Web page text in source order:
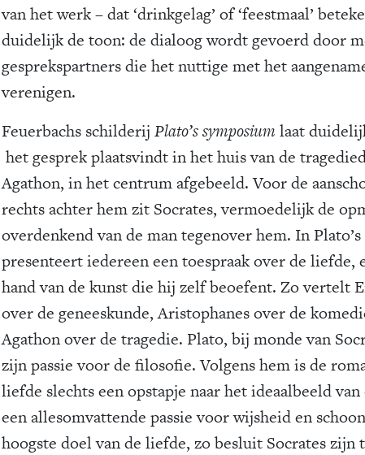
van het werk – dat ‘drinkgelag’ of ‘feestmaal’
duidelijk de toon: de dialoog wordt gevoerd door
gesprekspartners die het nuttige met het
verenigen.
Feuerbachs schilderij Plato’s symposium laat
het gesprek plaatsvindt in het huis van de
Agathon, in het centrum afgebeeld. Voor de
rechts achter hem zit Socrates, vermoedelijk de
overdenkend van de man tegenover hem. In Plato’s
presenteert iedereen een toespraak over de liefde,
hand van de kunst die hij zelf beoefent. Zo vertelt
over de geneeskunde, Aristophanes over de
Agathon over de tragedie. Plato, bij monde van
zijn passie voor de filosofie. Volgens hem is de
liefde slechts een opstapje naar het ideaalbeeld
een allesomvattende passie voor wijsheid en
hoogste doel van de liefde, zo besluit Socrates zijn